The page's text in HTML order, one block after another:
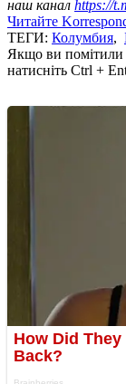
наш канал https://
Читайте
ТЕГИ: Колумбия,
Якщо ви помітили
натисніть Ctrl +